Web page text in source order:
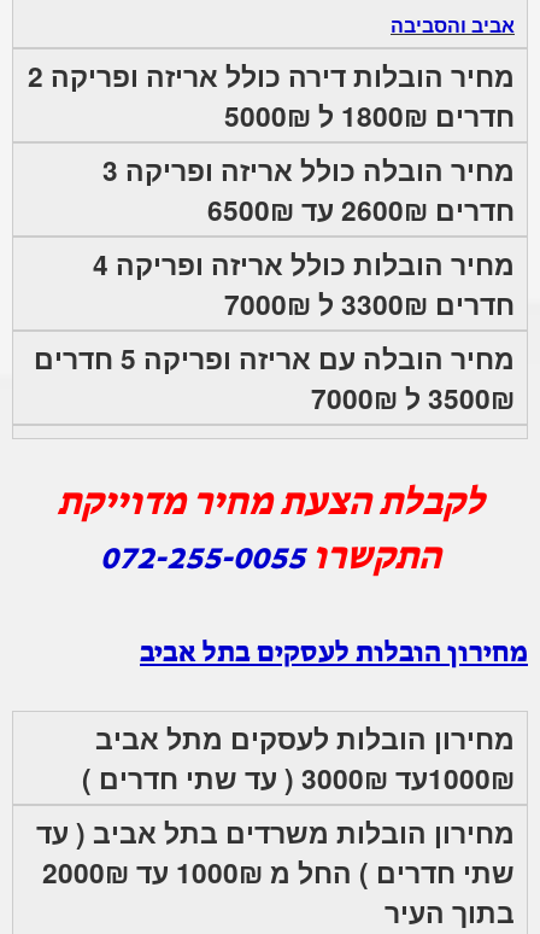
אביב והסביבה
מחיר הובלות דירה כולל אריזה ופריקה 2
חדרים 1800₪ ל 5000₪
מחיר הובלה כולל אריזה ופריקה 3
חדרים 2600₪ עד 6500₪
מחיר הובלות כולל אריזה ופריקה 4
חדרים 3300₪ ל 7000₪
מחיר הובלה עם אריזה ופריקה 5 חדרים
3500₪ ל 7000₪
לקבלת הצעת מחיר מדוייקת
התקשרו072-255-0055
מחירון הובלות לעסקים בתל אביב
מחירון הובלות לעסקים מתל אביב
1000₪עד 3000₪ ( עד שתי חדרים )
מחירון הובלות משרדים בתל אביב ( עד
שתי חדרים ) החל מ 1000₪ עד 2000₪
בתוך העיר